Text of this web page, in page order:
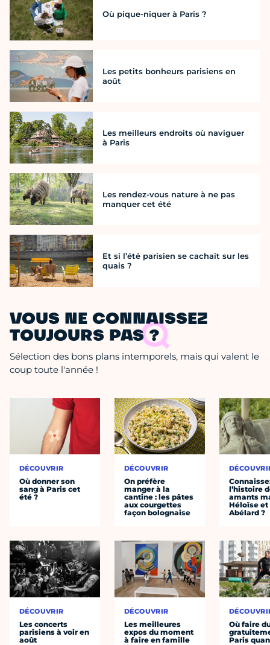
Où pique-niquer à Paris ?
Les petits bonheurs parisiens en
août
Les meilleurs endroits où naviguer
à Paris
Les rendez-vous nature à ne pas
manquer cet été
Et si l’été parisien se cachait sur les
quais ?
VOUS NE CONNAISSEZ
TOUJOURS PAS ?
Sélection des bons plans intemporels, mais qui valent le
coup toute l'année !
DÉCOUVRIR
Où donner son
sang à Paris cet
été ?
DÉCOUVRIR
Les concerts
parisiens à voir en
août
DÉCOUVRIR
On préfère
manger à la
cantine : les pâtes
aux courgettes
façon bolognaise
DÉCOUVRIR
Les meilleures
expos du moment
à faire en famille
l’histoire
amants
Héloïse et
Abélard ?
Où faire
Paris